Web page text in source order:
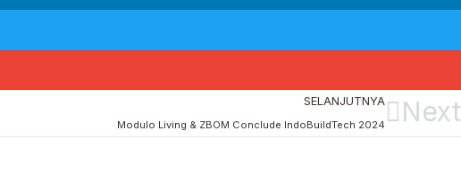
SELANJUTNYA
Modulo Living & ZBOM Conclude IndoBuildTech 2024 Next